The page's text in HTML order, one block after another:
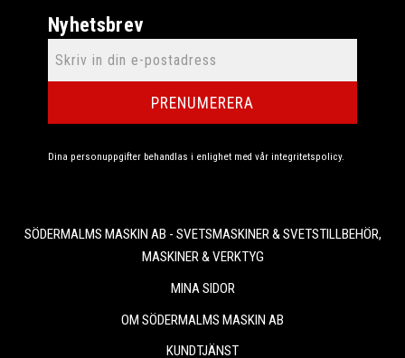
Nyhetsbrev
PRENUMERERA
Dina personuppgifter behandlas i enlighet med vår integritetspolicy.
SÖDERMALMS MASKIN AB - SVETSMASKINER & SVETSTILLBEHÖR,
MASKINER & VERKTYG
MINA SIDOR
OM SÖDERMALMS MASKIN AB
KUNDTJÄNST